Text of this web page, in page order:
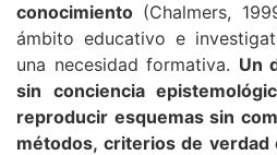
conocimiento (Chalmers,
ámbito educativo e
una necesidad formativa. Un
sin conciencia
reproducir esquemas sin
métodos, criterios de